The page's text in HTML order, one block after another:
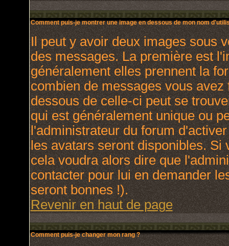
Comment puis-je montrer une image en dessous de mon nom
Il peut y avoir deux images sous
des messages. La première est
généralement elles prennent la
combien de messages vous
dessous de celle-ci peut se
qui est généralement unique ou
l'administrateur du forum
les avatars seront disponibles. Si
cela voudra alors dire que
contacter pour lui en demander
seront bonnes !).
Revenir en haut de page
Comment puis-je changer mon rang ?